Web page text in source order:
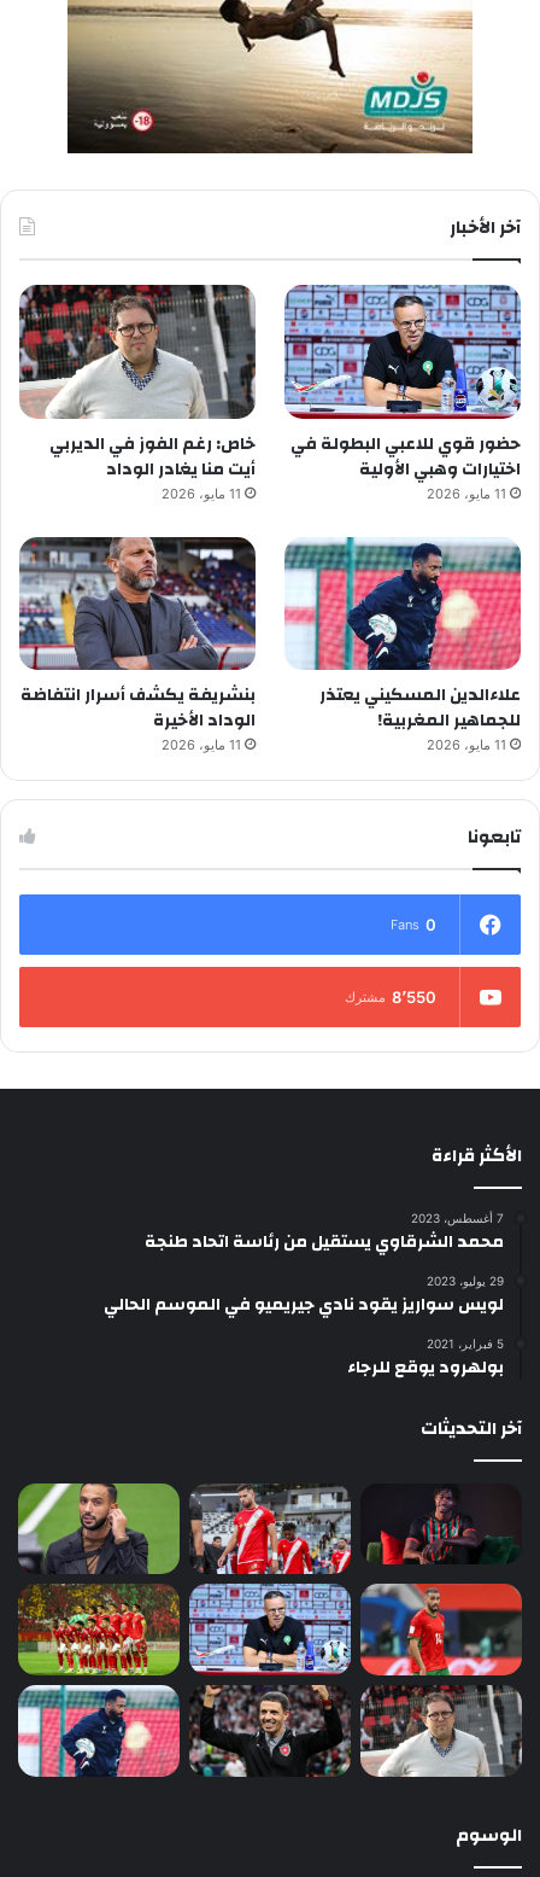
آخر الأخبار
حضور قوي للاعبي البطولة في
اختيارات وهبي الأولية
11 مايو، 2026
خاص: رغم الفوز في الديربي
أيت منا يغادر الوداد
11 مايو، 2026
علاءالدين المسكيني يعتذر
للجماهير المغربية!
11 مايو، 2026
بنشريفة يكشف أسرار انتفاضة
الوداد الأخيرة
11 مايو، 2026
تابعونا
0
Fans
8٬550 مشترك
الأكثر قراءة
7 أغسطس، 2023
محمد الشرقاوي يستقيل من رئاسة اتحاد طنجة
29 يوليو، 2023
لويس سواريز يقود نادي جيريميو في الموسم الحالي
5 فبراير، 2021
بولهرود يوقع للرجاء
آخر التحديثات
الوسوم